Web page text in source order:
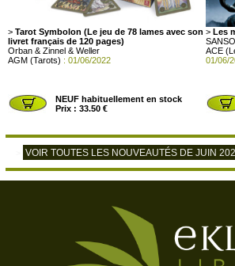
> Tarot Symbolon (Le jeu de 78 lames avec son
livret français de 120 pages)
Orban & Zinnel & Weller
AGM (Tarots) : 01/06/2022
NEUF habituellement en stock
Prix : 33.50 €
> Les
ACE
01/06/
Le Voyage Hermétique
: 01/06/2022
>Nos
VOIR TOUTES LES NOUVEAUTÉS DE JUIN